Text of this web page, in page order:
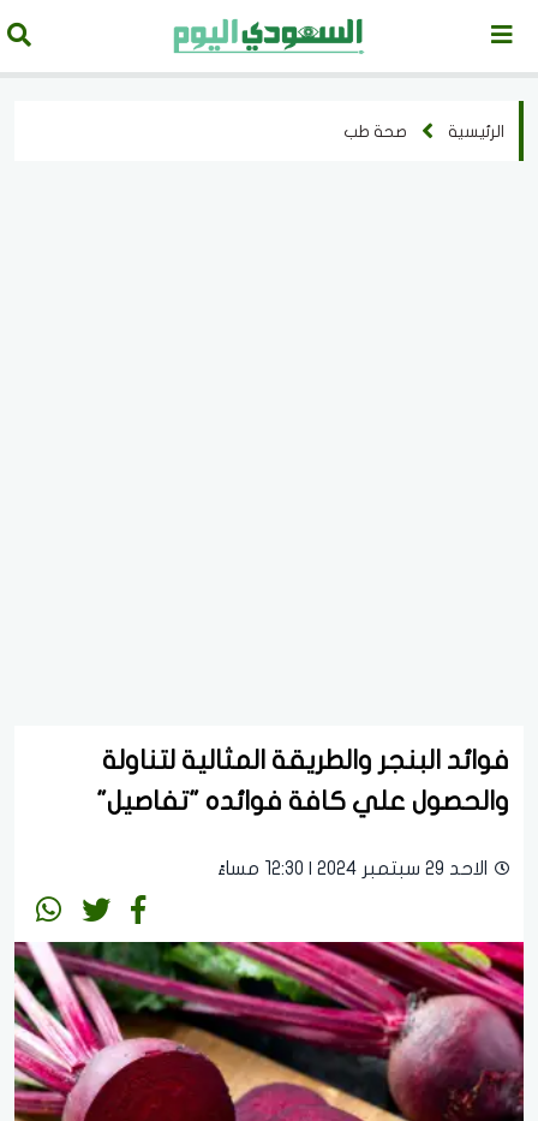
الرئيسية صحة طب
فوائد البنجر والطريقة المثالية لتناولة
والحصول علي كافة فوائده "تفاصيل"
الاحد 29 سبتمبر 2024 | 12:30 مساءً